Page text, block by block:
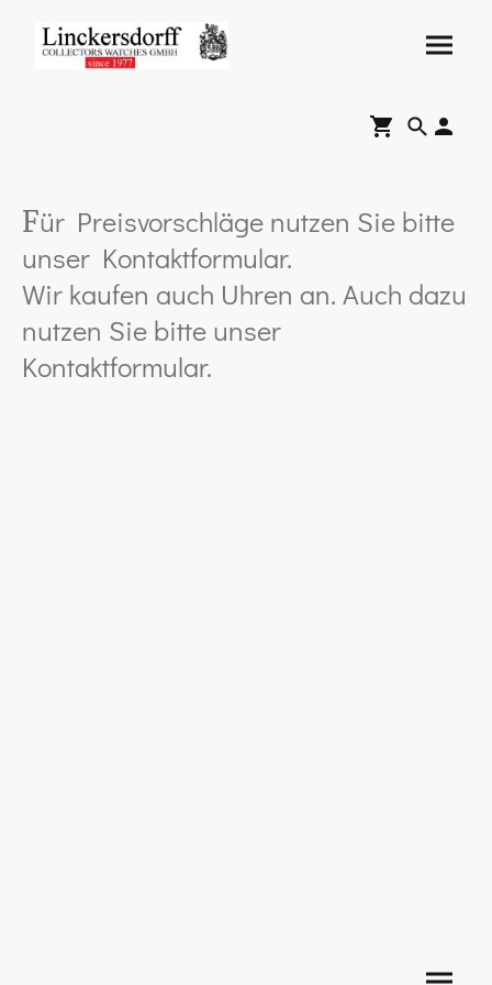
Für Preisvorschläge nutzen Sie bitte
unser Kontaktformular.
Wir kaufen auch Uhren an. Auch dazu
nutzen Sie bitte unser
Kontaktformular.